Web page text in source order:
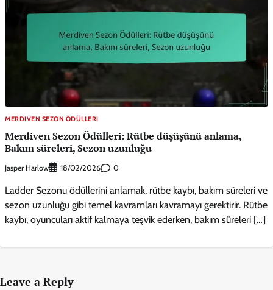
MERDIVEN SEZON ÖDÜLLERI
Merdiven Sezon Ödülleri: Rütbe düşüşünü anlama,
Bakım süreleri, Sezon uzunluğu
Jasper Harlow 18/02/2026 0
Ladder Sezonu ödüllerini anlamak, rütbe kaybı, bakım süreleri ve
sezon uzunluğu gibi temel kavramları kavramayı gerektirir. Rütbe
kaybı, oyuncuları aktif kalmaya teşvik ederken, bakım süreleri […]
Leave a Reply